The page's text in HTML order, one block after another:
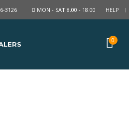
HELP
MON - SAT 8.00 - 18.00
3126
0